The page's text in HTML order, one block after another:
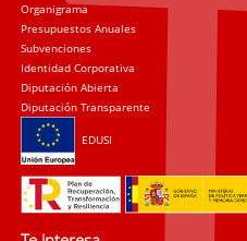
Organigrama
Presupuestos Anuales
Subvenciones
Identidad Corporativa
Diputación Abierta
Diputación Transparente
EDUSI